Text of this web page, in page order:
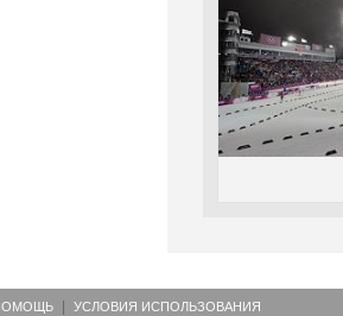
УСЛОВИЯ ИСПОЛЬЗОВАНИЯ